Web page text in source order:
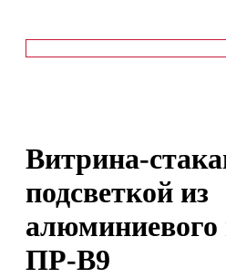
Витрина-
подсветкой из
ПР-В9